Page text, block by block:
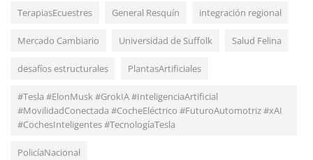
Economía
Paraguay avanza en la producción de hidrógeno
TerapiasEcuestres General Resquín integración regional
Mercado Cambiario Universidad de Suffolk Salud Felina
desafíos estructurales PlantasArtificiales
#Tesla #ElonMusk #GrokIA #InteligenciaArtificial
#MovilidadConectada #CocheEléctrico #FuturoAutomotriz #xAI
#CochesInteligentes #TecnologíaTesla
PolicíaNacional